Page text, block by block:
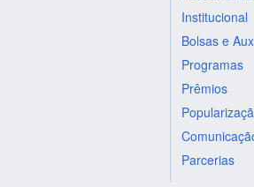
Institucional
Bolsas e
Programas
Prêmios
Parcerias